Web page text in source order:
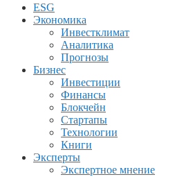
ESG
Экономика
Инвестклимат
Аналитика
Прогнозы
Бизнес
Инвестиции
Финансы
Блокчейн
Стартапы
Технологии
Книги
Эксперты
Экспертное мнение